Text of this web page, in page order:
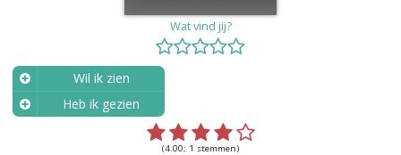
Wat vind jij?
Wil ik zien
Heb ik gezien
(4.00; 1 stemmen)